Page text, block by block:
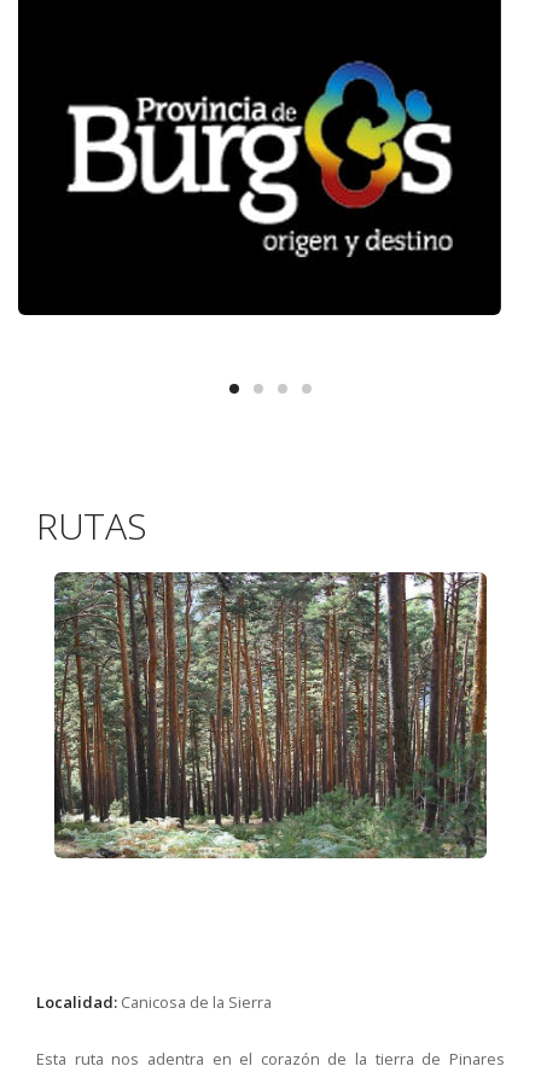
RUTAS
Localidad: Canicosa de la Sierra
Esta ruta nos adentra en el corazón de la tierra de Pinares